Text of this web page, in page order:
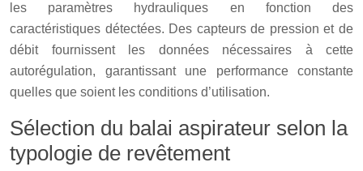
les paramètres hydrauliques en fonction des
caractéristiques détectées. Des capteurs de pression et de
débit fournissent les données nécessaires à cette
autorégulation, garantissant une performance constante
quelles que soient les conditions d’utilisation.
Sélection du balai aspirateur selon la
typologie de revêtement